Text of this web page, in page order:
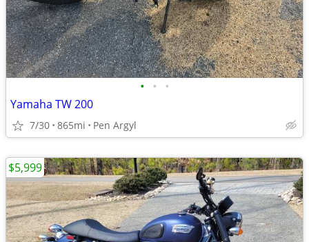
• • •
Yamaha TW 200
7/30 865mi Pen Argyl
$5,999